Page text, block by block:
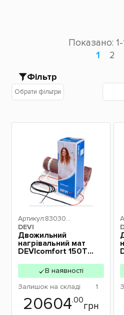
Показано: 1-
1
2
Фільтр
Обрати фільтри
DEVI
Артикул:830305
Двожильний
нагрівальний мат
DEVIcomfort 150T
83030580В наявності
Залишок на складі 1
20604.00
грн